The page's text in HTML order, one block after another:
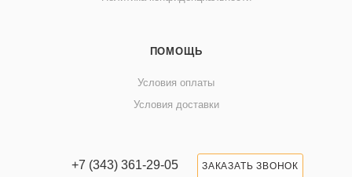
ПОМОЩЬ
Условия оплаты
Условия доставки
+7 (343) 361-29-05 ЗАКАЗАТЬ ЗВОНОК